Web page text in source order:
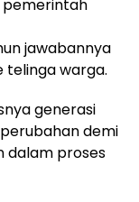
pemerintah
jawabannya
warga.
generasi
demi
dalam proses